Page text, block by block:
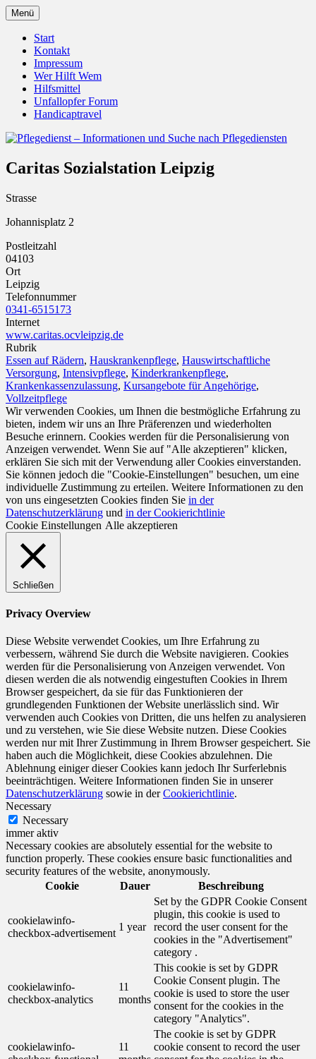
Zum
Inhalt
springen
Pflegedienst – Informationen
und Suche nach Pflegediensten
Unfallopfer – Hilfswerk
Menü
Start
Kontakt
Impressum
Wer Hilft Wem
Hilfsmittel
Unfallopfer Forum
Handicaptravel
Caritas Sozialstation Leipzig
Strasse
Johannisplatz 2
Postleitzahl
04103
Ort
Leipzig
Telefonnummer
0341-6515173
Internet
www.caritas.ocvleipzig.de
Rubrik
Essen auf Rädern, Hauskrankenpflege, Hauswirtschaftliche
Versorgung, Intensivpflege, Kinderkrankenpflege,
Krankenkassenzulassung, Kursangebote für Angehörige,
Vollzeitpflege
Wir verwenden Cookies, um Ihnen die bestmögliche Erfahrung zu
bieten, indem wir uns an Ihre Präferenzen und wiederholten
Besuche erinnern. Cookies werden für die Personalisierung von
Anzeigen verwendet. Wenn Sie auf "Alle akzeptieren" klicken,
erklären Sie sich mit der Verwendung aller Cookies einverstanden.
Sie können jedoch die "Cookie-Einstellungen" besuchen, um eine
individuelle Zustimmung zu erteilen. Weitere Informationen zu den
von uns eingesetzten Cookies finden Sie in der
Datenschutzerklärung und in der Cookierichtlinie
Cookie Einstellungen Alle akzeptieren
Schließen
Privacy Overview
Diese Website verwendet Cookies, um Ihre Erfahrung zu
verbessern, während Sie durch die Website navigieren. Cookies
werden für die Personalisierung von Anzeigen verwendet. Von
diesen werden die als notwendig eingestuften Cookies in Ihrem
Browser gespeichert, da sie für das Funktionieren der
grundlegenden Funktionen der Website unerlässlich sind. Wir
verwenden auch Cookies von Dritten, die uns helfen zu analysieren
und zu verstehen, wie Sie diese Website nutzen. Diese Cookies
werden nur mit Ihrer Zustimmung in Ihrem Browser gespeichert. Sie
haben auch die Möglichkeit, diese Cookies abzulehnen. Die
Ablehnung einiger dieser Cookies kann jedoch Ihr Surferlebnis
beeinträchtigen. Weitere Informationen finden Sie in unserer
Datenschutzerklärung sowie in derCookierichtlinie.
Necessary
Necessary
immer aktiv
Necessary cookies are absolutely essential for the website to
function properly. These cookies ensure basic functionalities and
security features of the website, anonymously.
Cookie
Dauer Beschreibung
cookielawinfo-
checkbox-advertisement
1 year
Set by the GDPR Cookie Consent
plugin, this cookie is used to
record the user consent for the
cookies in the "Advertisement"
category .
cookielawinfo-
checkbox-analytics
11
months
This cookie is set by GDPR
Cookie Consent plugin. The
cookie is used to store the user
consent for the cookies in the
category "Analytics".
cookielawinfo-
11
The cookie is set by GDPR
cookie consent to record the user